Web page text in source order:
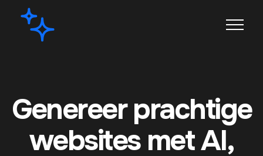
Genereer prachtige
websites met AI,